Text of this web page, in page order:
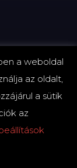
a weboldal
az oldalt,
a sütik
az